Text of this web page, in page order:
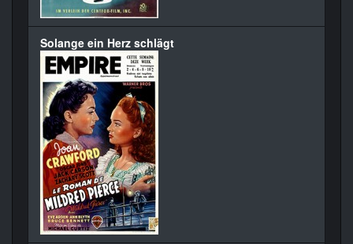
Solange ein Herz schlägt